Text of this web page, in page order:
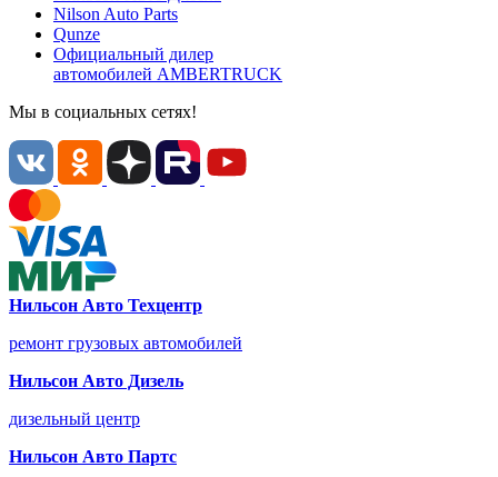
Nilson Auto Parts
Qunze
Официальный дилер
автомобилей AMBERTRUCK
Мы в социальных сетях!
Нильсон Авто Техцентр
ремонт грузовых автомобилей
Нильсон Авто Дизель
дизельный центр
Нильсон Авто Партс